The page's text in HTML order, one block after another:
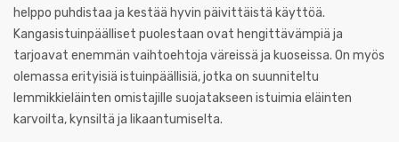
helppo puhdistaa ja kestää hyvin päivittäistä käyttöä.
Kangasistuinpäälliset puolestaan ovat hengittävämpiä ja
tarjoavat enemmän vaihtoehtoja väreissä ja kuoseissa. On myös
olemassa erityisiä istuinpäällisiä, jotka on suunniteltu
lemmikkieläinten omistajille suojatakseen istuimia eläinten
karvoilta, kynsiltä ja likaantumiselta.